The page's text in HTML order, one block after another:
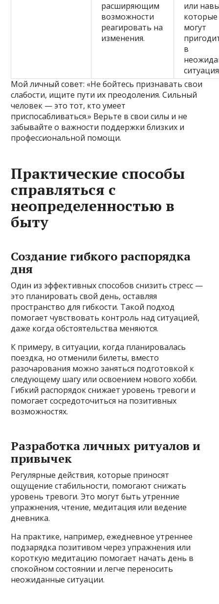
расширяющим
возможности
реагировать на
изменения.
или
которые
могут
в
Мой личный совет: «Не бойтесь признавать свои
слабости, ищите пути их преодоления. Сильный
человек — это тот, кто умеет
приспосабливаться.» Верьте в свои силы и не
забывайте о важности поддержки близких и
профессиональной помощи.
Практические способы
справляться с
неопределенностью в
быту
Создание гибкого распорядка
дня
Один из эффективных способов снизить стресс —
это планировать свой день, оставляя
пространство для гибкости. Такой подход
помогает чувствовать контроль над ситуацией,
даже когда обстоятельства меняются.
К примеру, в ситуации, когда планировалась
поездка, но отменили билеты, вместо
разочарования можно заняться подготовкой к
следующему шагу или освоением нового хобби.
Гибкий распорядок снижает уровень тревоги и
помогает сосредоточиться на позитивных
возможностях.
Разработка личных ритуалов и
привычек
Регулярные действия, которые приносят
ощущение стабильности, помогают снижать
уровень тревоги. Это могут быть утренние
упражнения, чтение, медитация или ведение
дневника.
На практике, например, ежедневное утреннее
подзарядка позитивом через упражнения или
короткую медитацию помогает начать день в
спокойном состоянии и легче переносить
неожиданные ситуации.